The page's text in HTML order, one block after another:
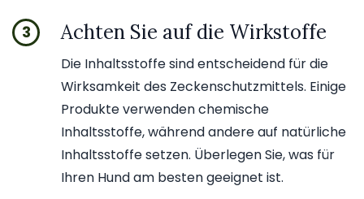
3 Achten Sie auf die Wirkstoffe
Die Inhaltsstoffe sind entscheidend für die
Wirksamkeit des Zeckenschutzmittels. Einige
Produkte verwenden chemische
Inhaltsstoffe, während andere auf natürliche
Inhaltsstoffe setzen. Überlegen Sie, was für
Ihren Hund am besten geeignet ist.